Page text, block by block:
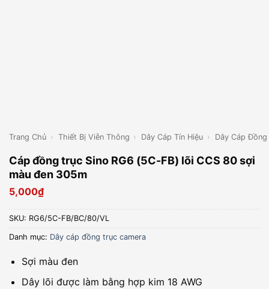
Trang Chủ › Thiết Bị Viễn Thông › Dây Cáp Tín Hiệu › Dây Cáp Đồng
Cáp đồng trục Sino RG6 (5C-FB) lõi CCS 80 sợi
màu đen 305m
5,000₫
SKU: RG6/5C-FB/BC/80/VL
Danh mục: Dây cáp đồng trục camera
Sợi màu đen
Dây lõi được làm bằng hợp kim 18 AWG